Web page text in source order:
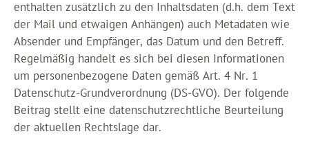
enthalten zusätzlich zu den Inhaltsdaten (d.h. dem Text
der Mail und etwaigen Anhängen) auch Metadaten wie
Absender und Empfänger, das Datum und den Betreff.
Regelmäßig handelt es sich bei diesen Informationen
um personenbezogene Daten gemäß Art. 4 Nr. 1
Datenschutz-Grundverordnung (DS-GVO). Der folgende
Beitrag stellt eine datenschutzrechtliche Beurteilung
der aktuellen Rechtslage dar.